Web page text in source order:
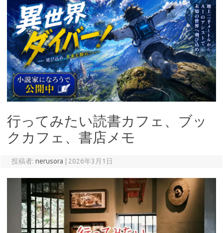
行ってみたい読書カフェ、ブッ
クカフェ、書店メモ
投稿者: nerusora 2026年3月1日